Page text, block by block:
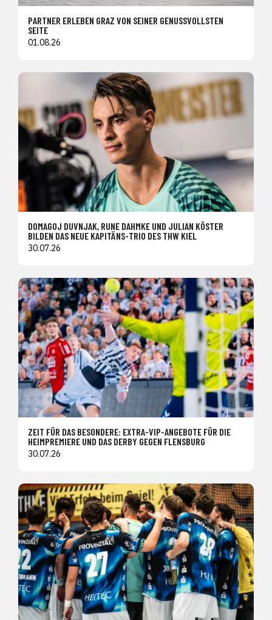
PARTNER ERLEBEN GRAZ VON SEINER GENUSSVOLLSTEN
SEITE
01.08.26
DOMAGOJ DUVNJAK, RUNE DAHMKE UND JULIAN KÖSTER
BILDEN DAS NEUE KAPITÄNS-TRIO DES THW KIEL
30.07.26
ZEIT FÜR DAS BESONDERE: EXTRA-VIP-ANGEBOTE FÜR DIE
HEIMPREMIERE UND DAS DERBY GEGEN FLENSBURG
30.07.26